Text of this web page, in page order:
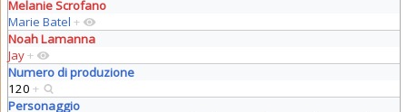
Melanie Scrofano
Marie Batel +
Noah Lamanna
Jay+
Numero di produzione
120 +
Personaggio